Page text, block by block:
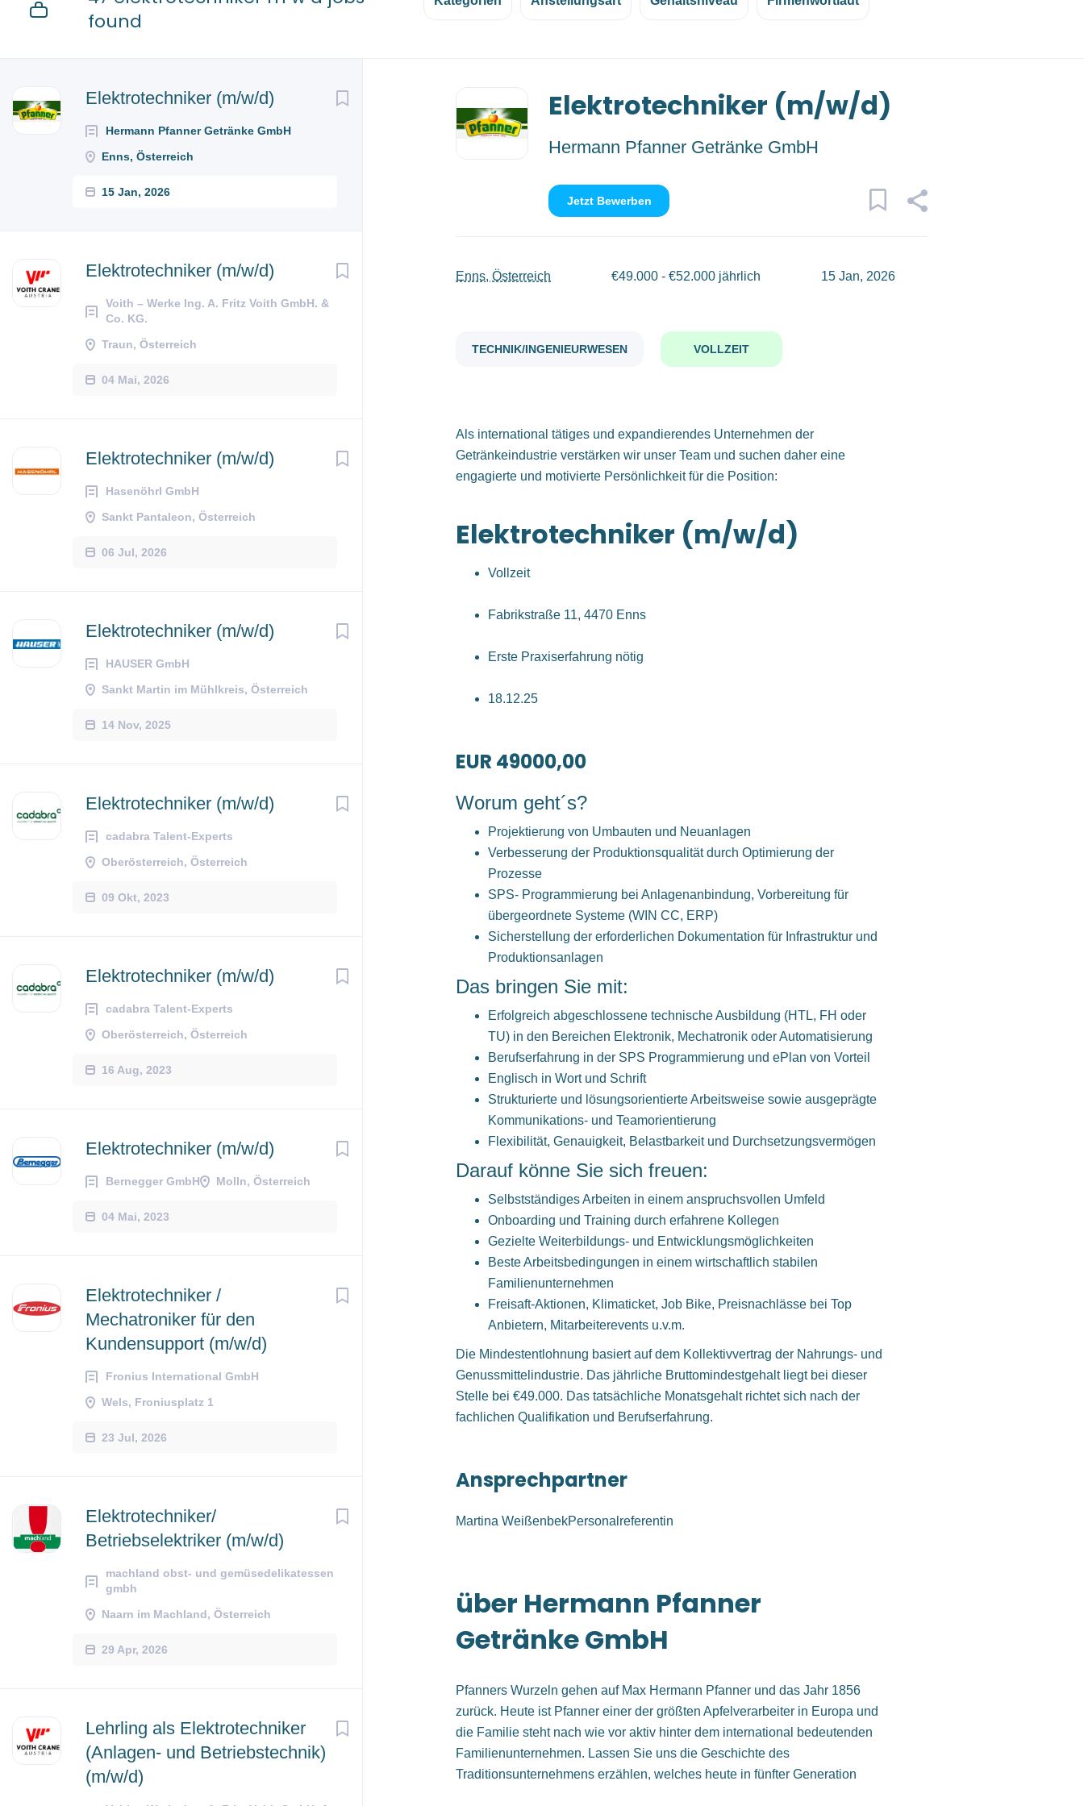
found
Elektrotechniker (m/w/d)
Hermann Pfanner Getränke GmbH
Enns, Österreich
15 Jan, 2026
Elektrotechniker (m/w/d)
Voith – Werke Ing. A. Fritz Voith GmbH. &
Co. KG.
Traun, Österreich
04 Mai, 2026
Elektrotechniker (m/w/d)
Hasenöhrl GmbH
Sankt Pantaleon, Österreich
06 Jul, 2026
Elektrotechniker (m/w/d)
HAUSER GmbH
Sankt Martin im Mühlkreis, Österreich
14 Nov, 2025
Elektrotechniker (m/w/d)
cadabra Talent-Experts
Oberösterreich, Österreich
09 Okt, 2023
Elektrotechniker (m/w/d)
cadabra Talent-Experts
Oberösterreich, Österreich
16 Aug, 2023
Elektrotechniker (m/w/d)
Bernegger GmbH Molln, Österreich
04 Mai, 2023
Elektrotechniker /
Mechatroniker für den
Kundensupport (m/w/d)
Fronius International GmbH
Wels, Froniusplatz 1
23 Jul, 2026
Elektrotechniker/
Betriebselektriker (m/w/d)
machland obst- und gemüsedelikatessen
gmbh
Naarn im Machland, Österreich
29 Apr, 2026
Lehrling als Elektrotechniker
(Anlagen- und Betriebstechnik)
(m/w/d)
job
list
Elektrotechniker (m/w/d)
Hermann Pfanner Getränke GmbH
Jetzt Bewerben
Enns, Österreich €49.000 - €52.000 jährlich 15 Jan, 2026
TECHNIK/INGENIEURWESEN VOLLZEIT
Als international tätiges und expandierendes Unternehmen der
Getränkeindustrie verstärken wir unser Team und suchen daher eine
engagierte und motivierte Persönlichkeit für die Position:
Elektrotechniker (m/w/d)
Vollzeit
Fabrikstraße 11, 4470 Enns
Erste Praxiserfahrung nötig
18.12.25
EUR 49000,00
Worum geht´s?
Projektierung von Umbauten und Neuanlagen
Verbesserung der Produktionsqualität durch Optimierung der
Prozesse
SPS- Programmierung bei Anlagenanbindung, Vorbereitung für
übergeordnete Systeme (WIN CC, ERP)
Sicherstellung der erforderlichen Dokumentation für Infrastruktur und
Produktionsanlagen
Das bringen Sie mit:
Erfolgreich abgeschlossene technische Ausbildung (HTL, FH oder
TU) in den Bereichen Elektronik, Mechatronik oder Automatisierung
Berufserfahrung in der SPS Programmierung und ePlan von Vorteil
Englisch in Wort und Schrift
Strukturierte und lösungsorientierte Arbeitsweise sowie ausgeprägte
Kommunikations- und Teamorientierung
Flexibilität, Genauigkeit, Belastbarkeit und Durchsetzungsvermögen
Darauf könne Sie sich freuen:
Selbstständiges Arbeiten in einem anspruchsvollen Umfeld
Onboarding und Training durch erfahrene Kollegen
Gezielte Weiterbildungs- und Entwicklungsmöglichkeiten
Beste Arbeitsbedingungen in einem wirtschaftlich stabilen
Familienunternehmen
Freisaft-Aktionen, Klimaticket, Job Bike, Preisnachlässe bei Top
Anbietern, Mitarbeiterevents u.v.m.
Die Mindestentlohnung basiert auf dem Kollektivvertrag der Nahrungs- und
Genussmittelindustrie. Das jährliche Bruttomindestgehalt liegt bei dieser
Stelle bei €49.000. Das tatsächliche Monatsgehalt richtet sich nach der
fachlichen Qualifikation und Berufserfahrung.
Ansprechpartner
Martina WeißenbekPersonalreferentin
über Hermann Pfanner
Getränke GmbH
Pfanners Wurzeln gehen auf Max Hermann Pfanner und das Jahr 1856
zurück. Heute ist Pfanner einer der größten Apfelverarbeiter in Europa und
die Familie steht nach wie vor aktiv hinter dem international bedeutenden
Familienunternehmen. Lassen Sie uns die Geschichte des
Traditionsunternehmens erzählen, welches heute in fünfter Generation